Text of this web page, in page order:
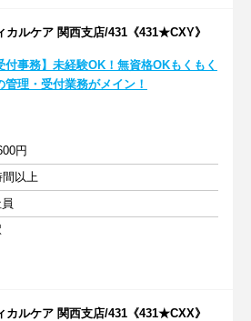
カルケア 関西支店/431《431★CXY》
付事務】未経験OK！無資格OKもくもく
管理・受付業務がメイン！
円
間以上
カルケア 関西支店/431《431★CXX》